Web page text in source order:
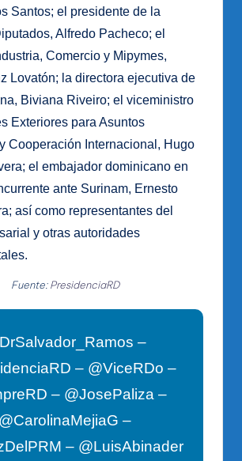
Santos; el presidente de la
Alfredo Pacheco; el
Comercio y Mipymes,
Lovatón; la directora ejecutiva de
Biviana Riveiro; el viceministro
Exteriores para Asuntos
Cooperación Internacional, Hugo
el embajador dominicano en
ante Surinam, Ernesto
así como representantes del
y otras autoridades
Fuente:PresidenciaRD
–
– @ViceRDo –
– @JosePaliza –
@CarolinaMejiaG –
– @LuisAbinader